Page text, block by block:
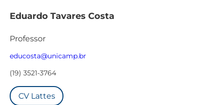
Eduardo Tavares Costa
Professor
educosta@unicamp.br
(19) 3521-3764
CV Lattes